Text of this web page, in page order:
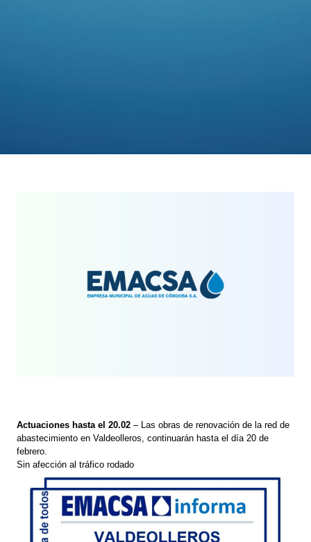
Actuaciones hasta el 20.02– Las obras de renovación de la red de
abastecimiento en Valdeolleros, continuarán hasta el día 20 de
febrero.
Sin afección al tráfico rodado